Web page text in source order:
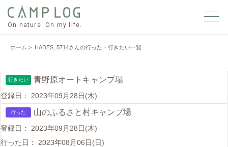
On nature. On my life.
ホーム > HADES_5714さんの行った・行きたい一覧
行きたい 青野原オートキャンプ場
登録日： 2023年09月28日(木)
行った 山のふるさと村キャンプ場
登録日：
2023年09月28日(木)
行った日：
2023年08月06日(日)